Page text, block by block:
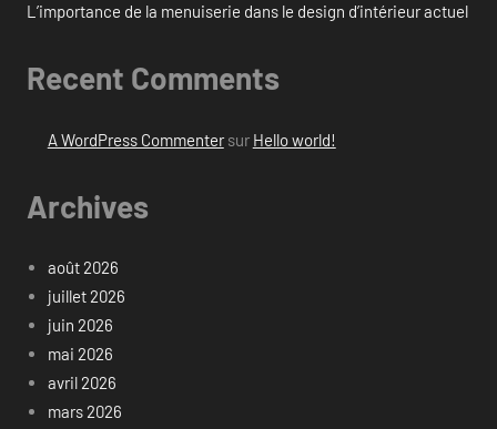
L’importance de la menuiserie dans le design d’intérieur actuel
Recent Comments
A WordPress Commentersur Hello world!
Archives
août 2026
juillet 2026
juin 2026
mai 2026
avril 2026
mars 2026